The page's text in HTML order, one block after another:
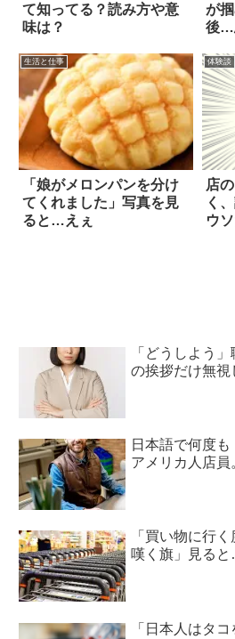
て知ってる？読み方や意
味は？
が
後…
生活と仕事
「娘がメロンパンを分け
てくれました」写真を見
ると…えぇ
体験談
店
く
ウ
「どうしよう
の挨拶だけ無
日本語で何度も
アメリカ人店
「買い物に行
嘆く旗」見る
「日本人はタ